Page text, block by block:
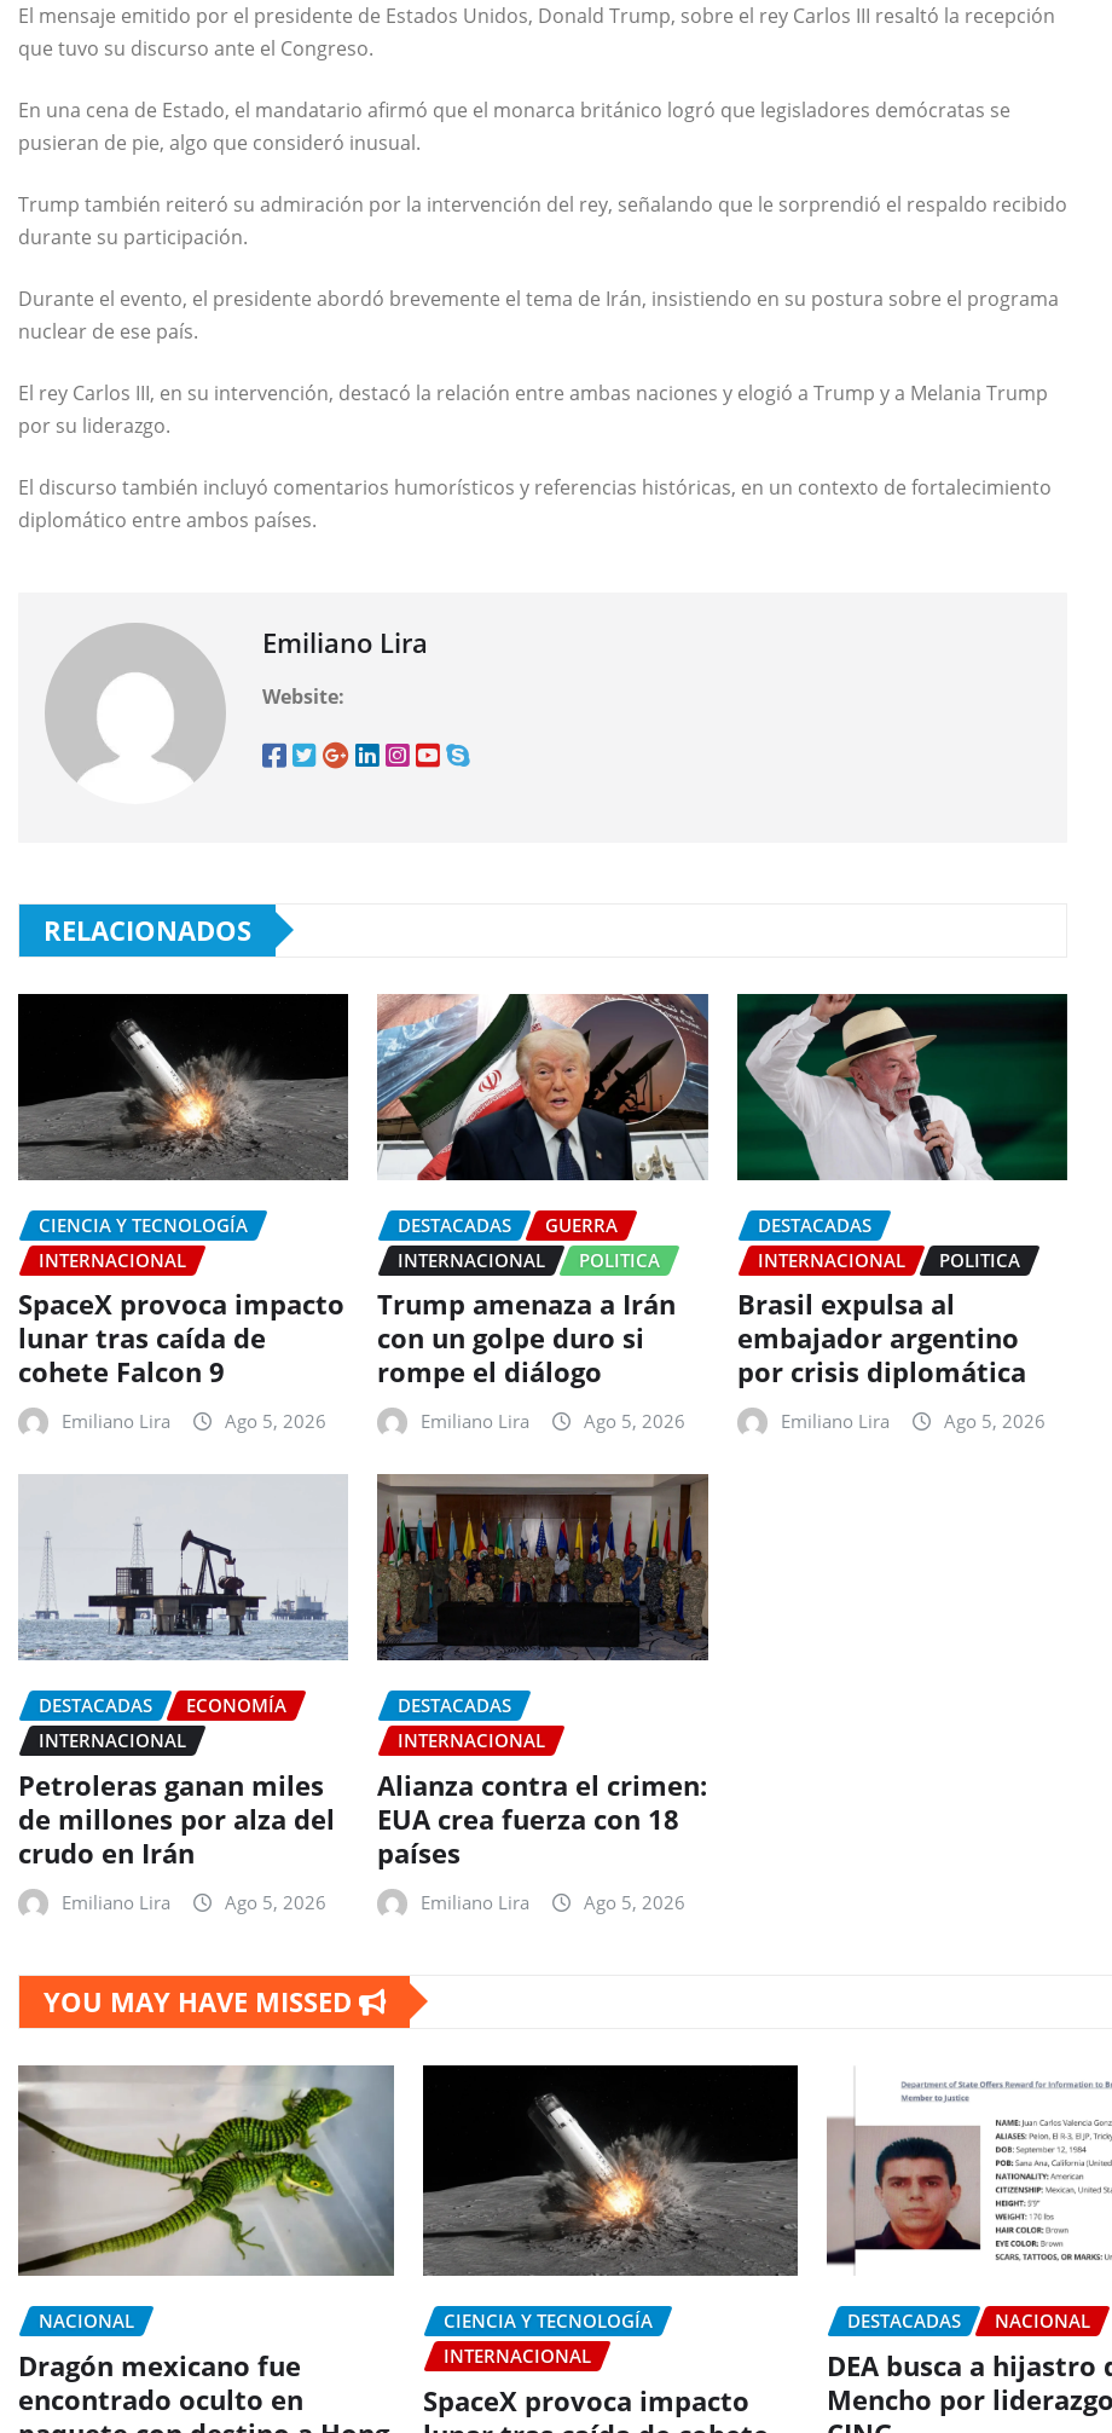
El mensaje emitido por el presidente de Estados Unidos, Donald Trump, sobre el rey Carlos III resaltó la recepción
que tuvo su discurso ante el Congreso.
En una cena de Estado, el mandatario afirmó que el monarca británico logró que legisladores demócratas se
pusieran de pie, algo que consideró inusual.
Trump también reiteró su admiración por la intervención del rey, señalando que le sorprendió el respaldo recibido
durante su participación.
Durante el evento, el presidente abordó brevemente el tema de Irán, insistiendo en su postura sobre el programa
nuclear de ese país.
El rey Carlos III, en su intervención, destacó la relación entre ambas naciones y elogió a Trump y a Melania Trump
por su liderazgo.
El discurso también incluyó comentarios humorísticos y referencias históricas, en un contexto de fortalecimiento
diplomático entre ambos países.
Emiliano Lira
Website:
RELACIONADOS
CIENCIA Y TECNOLOGÍA
INTERNACIONAL
SpaceX provoca impacto
lunar tras caída de
cohete Falcon 9
Emiliano Lira Ago 5, 2026
DESTACADAS
GUERRA
INTERNACIONAL
POLITICA
Trump amenaza a Irán
con un golpe duro si
rompe el diálogo
Emiliano Lira Ago 5, 2026
DESTACADAS
INTERNACIONAL
POLITICA
Brasil expulsa al
embajador argentino
por crisis diplomática
Emiliano Lira Ago 5, 2026
DESTACADAS
ECONOMÍA
INTERNACIONAL
Petroleras ganan miles
de millones por alza del
crudo en Irán
Emiliano Lira Ago 5, 2026
DESTACADAS
INTERNACIONAL
Alianza contra el crimen:
EUA crea fuerza con 18
países
Emiliano Lira Ago 5, 2026
YOU MAY HAVE MISSED
NACIONAL
Dragón mexicano fue
encontrado oculto en
CIENCIA Y TECNOLOGÍA
INTERNACIONAL
SpaceX provoca impacto
DESTACADAS NACIONAL
DEA busca a hijastro
Mencho por